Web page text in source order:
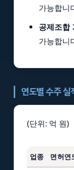
가능합니
공제조합
가능합니
연도별 수주 실
(단위: 억 원)
업종 면허연